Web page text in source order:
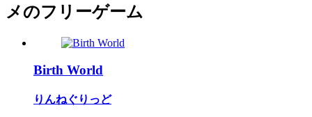
メのフリーゲーム
Birth World
りんねぐりっど